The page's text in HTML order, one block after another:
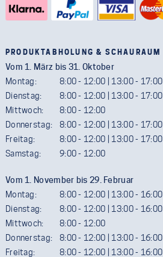
PRODUKTABHOLUNG & SCHAURAUM
Vom 1. März bis 31. Oktober
Montag:
8:00 - 12:00 | 13:00 - 17:00
Dienstag:
8:00 - 12:00 | 13:00 - 17:00
Mittwoch:
8:00 - 12:00
Donnerstag:
8:00 - 12:00 | 13:00 - 17:00
Freitag:
8:00 - 12:00 | 13:00 - 17:00
Samstag:
9:00 - 12:00
Vom 1. November bis 29. Februar
Montag:
8:00 - 12:00 | 13:00 - 16:00
Dienstag:
8:00 - 12:00 | 13:00 - 16:00
Mittwoch:
8:00 - 12:00
Donnerstag:
8:00 - 12:00 | 13:00 - 16:00
Freitag:
8:00 - 12:00 | 13:00 - 16:00